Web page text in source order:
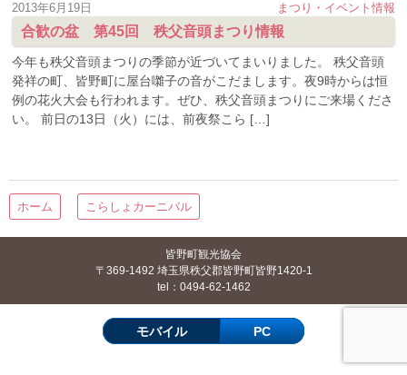
まつり・イベント情報
2013年6月19日
合歓の盆 第45回 秩父音頭まつり情報
今年も秩父音頭まつりの季節が近づいてまいりました。 秩父音頭
発祥の町、皆野町に屋台囃子の音がこだまします。夜9時からは恒
例の花火大会も行われます。ぜひ、秩父音頭まつりにご来場くださ
い。 前日の13日（火）には、前夜祭こら […]
ホーム こらしょカーニバル
皆野町観光協会
〒369-1492 埼玉県秩父郡皆野町皆野1420-1
tel：0494-62-1462
モバイル PC